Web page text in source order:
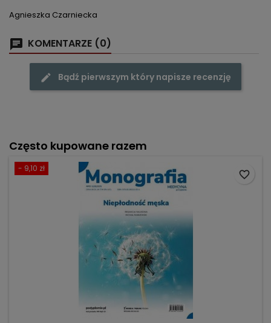
Agnieszka Czarniecka
KOMENTARZE (0)
Bądź pierwszym który napisze recenzję
Często kupowane razem
- 9,10 zł
favorite_border